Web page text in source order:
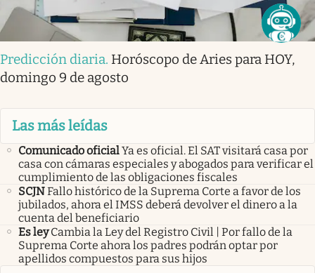
Predicción diaria. Horóscopo de Aries para HOY,
domingo 9 de agosto
Las más leídas
Comunicado oficialYa es oficial. El SAT visitará casa por
casa con cámaras especiales y abogados para verificar el
cumplimiento de las obligaciones fiscales
SCJNFallo histórico de la Suprema Corte a favor de los
jubilados, ahora el IMSS deberá devolver el dinero a la
cuenta del beneficiario
Es ley Cambia la Ley del Registro Civil | Por fallo de la
Suprema Corte ahora los padres podrán optar por
apellidos compuestos para sus hijos